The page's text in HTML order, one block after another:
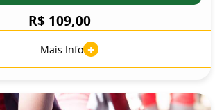
R$ 109,00
Mais Info +